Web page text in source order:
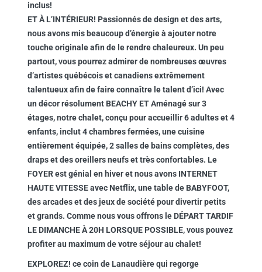
inclus!
ET À L’INTÉRIEUR! Passionnés de design et des arts,
nous avons mis beaucoup d’énergie à ajouter notre
touche originale afin de le rendre chaleureux. Un peu
partout, vous pourrez admirer de nombreuses œuvres
d’artistes québécois et canadiens extrêmement
talentueux afin de faire connaître le talent d’ici! Avec
un décor résolument BEACHY ET Aménagé sur 3
étages, notre chalet, conçu pour accueillir 6 adultes et 4
enfants, inclut 4 chambres fermées, une cuisine
entièrement équipée, 2 salles de bains complètes, des
draps et des oreillers neufs et très confortables. Le
FOYER est génial en hiver et nous avons INTERNET
HAUTE VITESSE avec Netflix, une table de BABYFOOT,
des arcades et des jeux de société pour divertir petits
et grands. Comme nous vous offrons le DÉPART TARDIF
LE DIMANCHE À 20H LORSQUE POSSIBLE, vous pouvez
profiter au maximum de votre séjour au chalet!
EXPLOREZ! ce coin de Lanaudière qui regorge